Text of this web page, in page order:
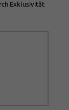
Exklusivität